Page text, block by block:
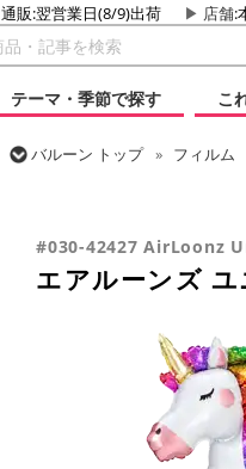
通販:翌営業日(8/9)出荷 店舗:
テーマ・季節で探す
こ
バルーン トップ フィルム
#030-42427 AirLoonz
エアルーンズ ユ